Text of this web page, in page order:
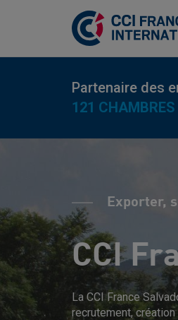
Partenaire des
121
Exporter,
CCI
La CCI France
recrutement,